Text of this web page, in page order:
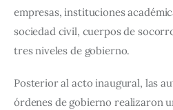
empresas, instituciones
sociedad civil, cuerpos de
tres niveles de gobierno.
Posterior al acto inaugural, las
órdenes de gobierno realizaron